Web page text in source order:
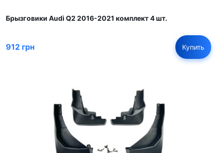
Брызговики Audi Q2 2016-2021 комплект 4 шт.
912 грн Купить